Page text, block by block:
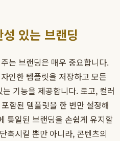
있는 브랜딩
는 브랜딩은 매우 중요합니다.
인한 템플릿을 저장하고 모든
기능을 제공합니다. 로고, 컬러
함된 템플릿을 한 번만 설정해
통일된 브랜딩을 손쉽게 유지할
축시킬 뿐만 아니라, 콘텐츠의